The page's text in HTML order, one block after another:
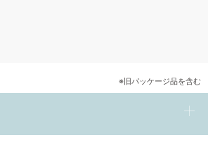
※旧パッケージ品を含む